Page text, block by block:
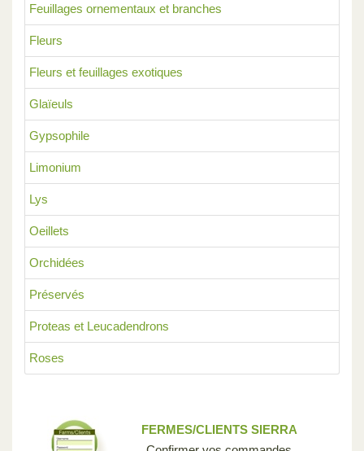
Feuillages ornementaux et branches
Fleurs
Fleurs et feuillages exotiques
Glaïeuls
Gypsophile
Limonium
Lys
Oeillets
Orchidées
Préservés
Proteas et Leucadendrons
Roses
FERMES/CLIENTS SIERRA